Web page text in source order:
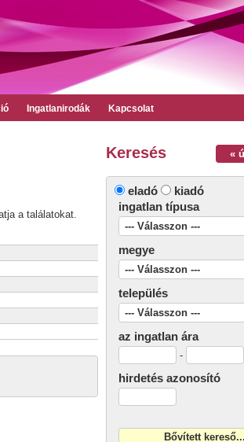
Ingatlanirodák Kapcsolat
«
Keresés
eladó
kiadó
ingatlan típusa
megye
település
az ingatlan ára
-
hirdetés azonosító
a találatokat.